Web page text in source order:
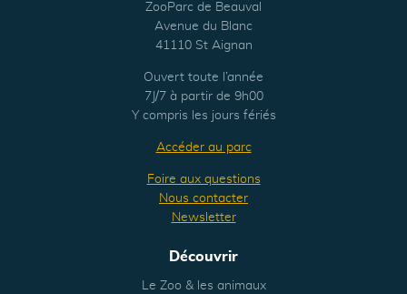
ZooParc de Beauval
Avenue du Blanc
41110 St Aignan
Ouvert toute l’année
7J/7 à partir de 9h00
Y compris les jours fériés
Accéder au parc
Foire aux questions
Nous contacter
Newsletter
Découvrir
Le Zoo & les animaux